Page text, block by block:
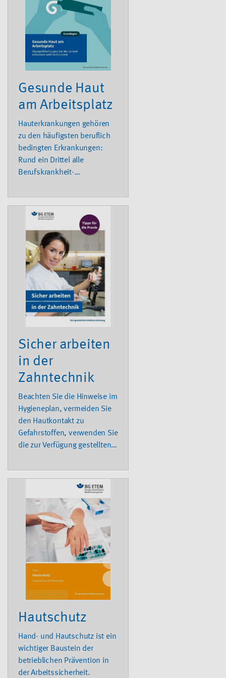
etwa zur Erstellung einer
Betriebsanweisung.
Gesunde Haut
am Arbeitsplatz
Hauterkrankungen gehören
zu den häufigsten beruflich
bedingten Erkrankungen:
Rund ein Drittel alle
Berufskrankheit-
Mitgliedsbetrieben der BG
Konsequent umgesetzter
Hand- und Hautschutz kann
helfen, solche Erkrankungen
zu vermeiden. Die Broschüre
informiert
Unternehmensleitung und
Führungskräfte u. a. über
hautschädigende
Einwirkungen, die
sowie die
Hautschutzorganisation im
Betrieb.
Sicher arbeiten
in der
Zahntechnik
Beachten Sie die Hinweise im
Hygieneplan, vermeiden Sie
den Hautkontakt zu
Gefahrstoffen, verwenden Sie
die zur Verfügung gestellten
Schutzausrüstungen.
Hautschutz
Hand- und Hautschutz ist ein
wichtiger Baustein der
betrieblichen Prävention in
der Arbeitssicherheit.